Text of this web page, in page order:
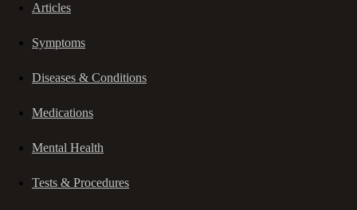
Articles
Symptoms
Diseases & Conditions
Medications
Mental Health
Tests & Procedures